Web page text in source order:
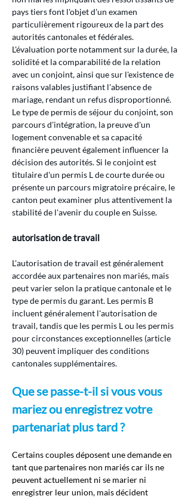
pays tiers font l'objet d'un examen
particulièrement rigoureux de la part des
autorités cantonales et fédérales.
L'évaluation porte notamment sur la durée, la
solidité et la comparabilité de la relation
avec un conjoint, ainsi que sur l'existence de
raisons valables justifiant l'absence de
mariage, rendant un refus disproportionné.
Le type de permis de séjour du conjoint, son
parcours d'intégration, la preuve d'un
logement convenable et sa capacité
financière peuvent également influencer la
décision des autorités. Si le conjoint est
titulaire d'un permis L de courte durée ou
présente un parcours migratoire précaire, le
canton peut examiner plus attentivement la
stabilité de l'avenir du couple en Suisse.
autorisation de travail
L'autorisation de travail est généralement
accordée aux partenaires non mariés, mais
peut varier selon la pratique cantonale et le
type de permis du garant. Les permis B
incluent généralement l'autorisation de
travail, tandis que les permis L ou les permis
pour circonstances exceptionnelles (article
30) peuvent impliquer des conditions
cantonales supplémentaires.
Que se passe-t-il si vous vous
mariez ou enregistrez votre
partenariat plus tard ?
Certains couples déposent une demande en
tant que partenaires non mariés car ils ne
peuvent actuellement ni se marier ni
enregistrer leur union, mais décident